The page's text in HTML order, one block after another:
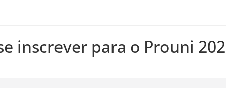
inscrever para o Prouni